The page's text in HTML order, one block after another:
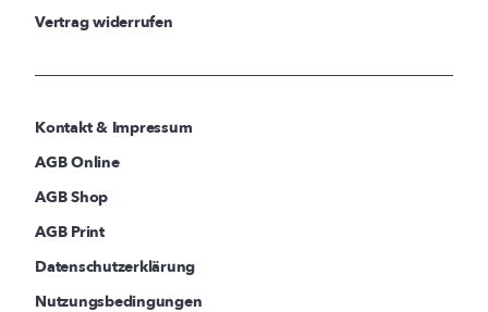
Vertrag widerrufen
Kontakt & Impressum
AGB Online
AGB Shop
AGB Print
Datenschutzerklärung
Nutzungsbedingungen